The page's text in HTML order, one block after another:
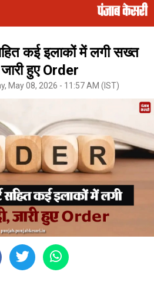
कई इलाकों में लगी सख्त
जारी हुए Order
May 08, 2026 - 11:57 AM (IST)